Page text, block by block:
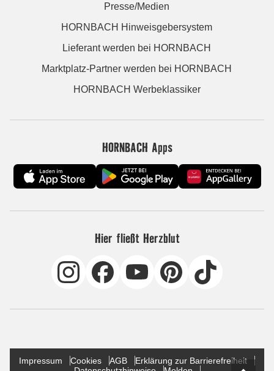
Presse/Medien
HORNBACH Hinweisgebersystem
Lieferant werden bei HORNBACH
Marktplatz-Partner werden bei HORNBACH
HORNBACH Werbeklassiker
HORNBACH Apps
Hier fließt Herzblut
Impressum Cookies AGB
Erklärung zur Barrierefreiheit